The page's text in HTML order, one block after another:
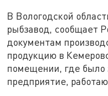
В Вологодской
рыбзавод, сообщает
документам
продукцию в
помещении, где было
предприятие,